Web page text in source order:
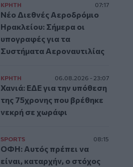
ΚΡΗΤΗ 07:17
Νέο Διεθνές Αεροδρόμιο
Ηρακλείου: Σήμερα οι
υπογραφές για τα
Συστήματα Αεροναυτιλίας
ΚΡΗΤΗ 06.08.2026 - 23:07
Χανιά: ΕΔΕ για την υπόθεση
της 75χρονης που βρέθηκε
νεκρή σε χωράφι
SPORTS 08:15
ΟΦΗ: Αυτός πρέπει να
είναι, καταρχήν, ο στόχος